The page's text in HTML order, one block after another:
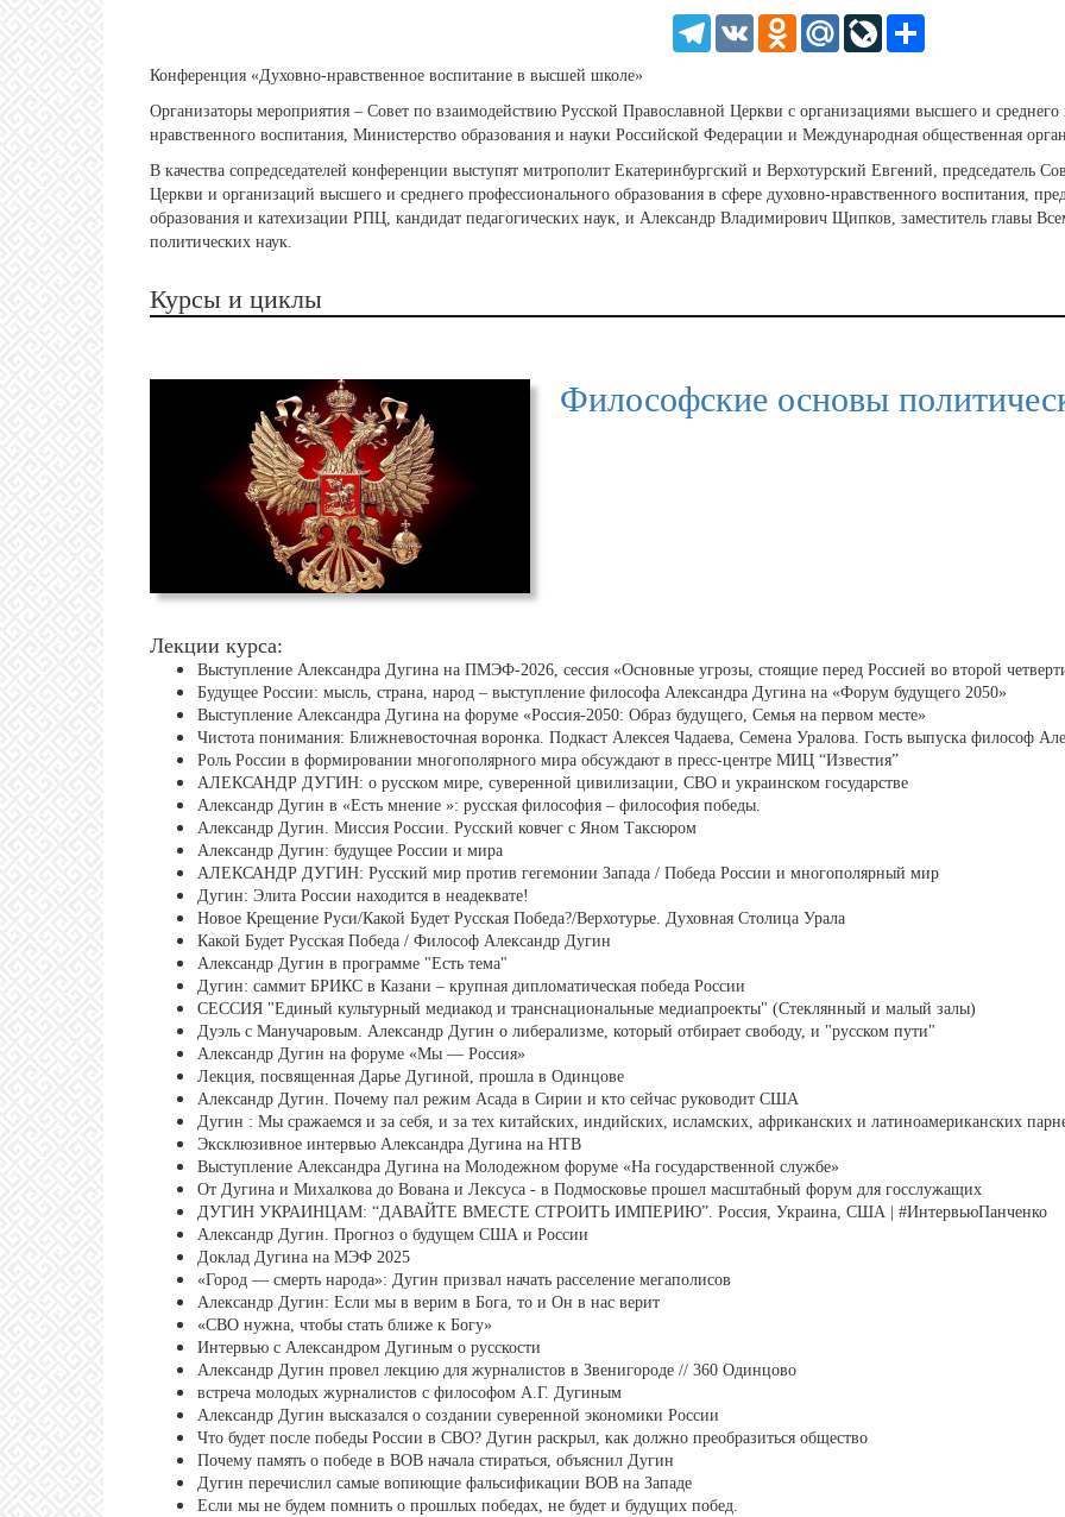
TelegramVK Odnoklassniki
Mail.Ru LiveJournal
Конференция «Духовно-нравственное воспитание в высшей школе»
Организаторы мероприятия – Совет по взаимодействию Русской Православной Церкви с организациями высшего и среднего
нравственного воспитания, Министерство образования и науки Российской Федерации и Международная общественная
В качества сопредседателей конференции выступят митрополит Екатеринбургский и Верхотурский Евгений, председатель
Церкви и организаций высшего и среднего профессионального образования в сфере духовно-нравственного воспитания,
образования и катехизации РПЦ, кандидат педагогических наук, и Александр Владимирович Щипков, заместитель главы
политических наук.
Курсы и циклы
Философские основы
Лекции курса:
Выступление Александра Дугина на ПМЭФ-2026, сессия «Основные угрозы, стоящие перед Россией во второй
Будущее России: мысль, страна, народ – выступление философа Александра Дугина на «Форум будущего 2050»
Выступление Александра Дугина на форуме «Россия-2050: Образ будущего, Семья на первом месте»
Чистота понимания: Ближневосточная воронка. Подкаст Алексея Чадаева, Семена Уралова. Гость выпуска философ
Роль России в формировании многополярного мира обсуждают в пресс-центре МИЦ “Известия”
АЛЕКСАНДР ДУГИН: о русском мире, суверенной цивилизации, СВО и украинском государстве
Александр Дугин в «Есть мнение »: русская философия – философия победы.
Александр Дугин. Миссия России. Русский ковчег с Яном Таксюром
Александр Дугин: будущее России и мира
АЛЕКСАНДР ДУГИН: Русский мир против гегемонии Запада / Победа России и многополярный мир
Дугин: Элита России находится в неадеквате!
Новое Крещение Руси/Какой Будет Русская Победа?/Верхотурье. Духовная Столица Урала
Какой Будет Русская Победа / Философ Александр Дугин
Александр Дугин в программе "Есть тема"
Дугин: саммит БРИКС в Казани – крупная дипломатическая победа России
СЕССИЯ "Единый культурный медиакод и транснациональные медиапроекты" (Стеклянный и малый залы)
Дуэль с Манучаровым. Александр Дугин о либерализме, который отбирает свободу, и "русском пути"
Александр Дугин на форуме «Мы — Россия»
Лекция, посвященная Дарье Дугиной, прошла в Одинцове
Александр Дугин. Почему пал режим Асада в Сирии и кто сейчас руководит США
Дугин : Мы сражаемся и за себя, и за тех китайских, индийских, исламских, африканских и латиноамериканских
Эксклюзивное интервью Александра Дугина на НТВ
Выступление Александра Дугина на Молодежном форуме «На государственной службе»
От Дугина и Михалкова до Вована и Лексуса - в Подмосковье прошел масштабный форум для госслужащих
ДУГИН УКРАИНЦАМ: “ДАВАЙТЕ ВМЕСТЕ СТРОИТЬ ИМПЕРИЮ”. Россия, Украина, США | #ИнтервьюПанченко
Александр Дугин. Прогноз о будущем США и России
Доклад Дугина на МЭФ 2025
«Город — смерть народа»: Дугин призвал начать расселение мегаполисов
Александр Дугин: Если мы в верим в Бога, то и Он в нас верит
«СВО нужна, чтобы стать ближе к Богу»
Интервью с Александром Дугиным о русскости
Александр Дугин провел лекцию для журналистов в Звенигороде // 360 Одинцово
встреча молодых журналистов с философом А.Г. Дугиным
Александр Дугин высказался о создании суверенной экономики России
Что будет после победы России в СВО? Дугин раскрыл, как должно преобразиться общество
Почему память о победе в ВОВ начала стираться, объяснил Дугин
Дугин перечислил самые вопиющие фальсификации ВОВ на Западе
Если мы не будем помнить о прошлых победах, не будет и будущих побед.